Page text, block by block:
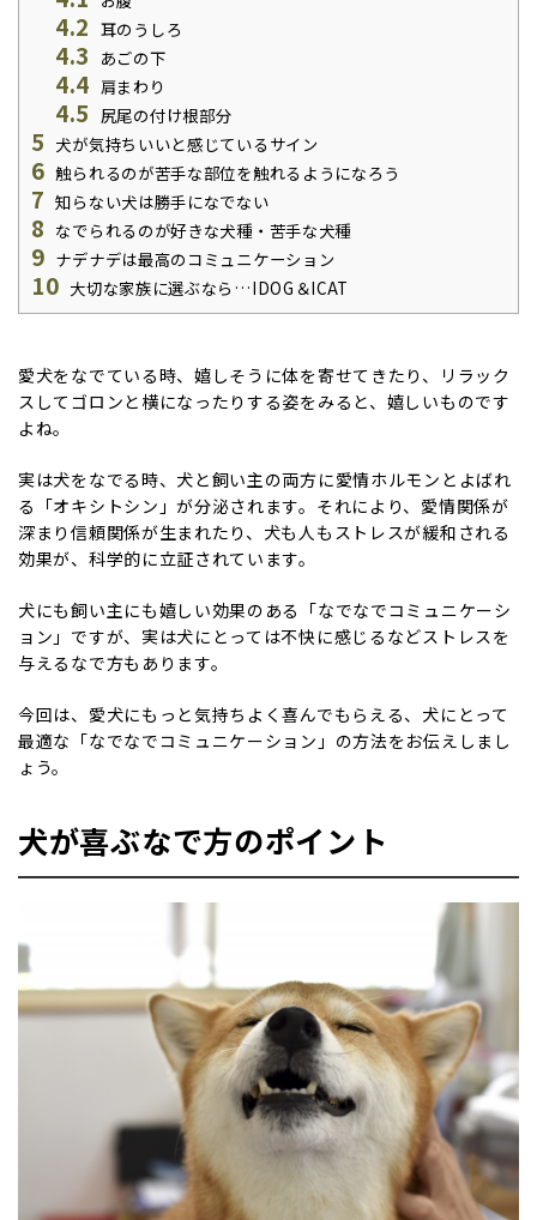
4.2 耳のうしろ
4.3 あごの下
4.4 肩まわり
4.5 尻尾の付け根部分
5 犬が気持ちいいと感じているサイン
6 触られるのが苦手な部位を触れるようになろう
7 知らない犬は勝手になでない
8 なでられるのが好きな犬種・苦手な犬種
9 ナデナデは最高のコミュニケーション
10 大切な家族に選ぶなら…IDOG＆ICAT
愛犬をなでている時、嬉しそうに体を寄せてきたり、リラック
スしてゴロンと横になったりする姿をみると、嬉しいものです
よね。
実は犬をなでる時、犬と飼い主の両方に愛情ホルモンとよばれ
る「オキシトシン」が分泌されます。それにより、愛情関係が
深まり信頼関係が生まれたり、犬も人もストレスが緩和される
効果が、科学的に立証されています。
犬にも飼い主にも嬉しい効果のある「なでなでコミュニケーシ
ョン」ですが、実は犬にとっては不快に感じるなどストレスを
与えるなで方もあります。
今回は、愛犬にもっと気持ちよく喜んでもらえる、犬にとって
最適な「なでなでコミュニケーション」の方法をお伝えしまし
ょう。
犬が喜ぶなで方のポイント